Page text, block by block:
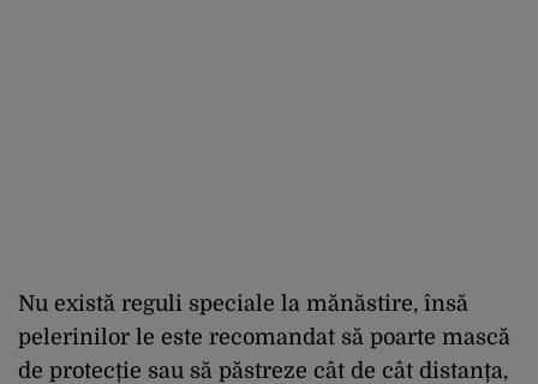
Nu există reguli speciale la mănăstire, însă
pelerinilor le este recomandat să poarte mască
de protecție sau să păstreze cât de cât distanța,